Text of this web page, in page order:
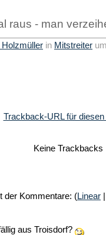
raus - man
Holzmüller in Mitstreiter
Trackback-URL für diesen
Keine Trackbacks
der Kommentare: (Linear
aus Troisdorf?